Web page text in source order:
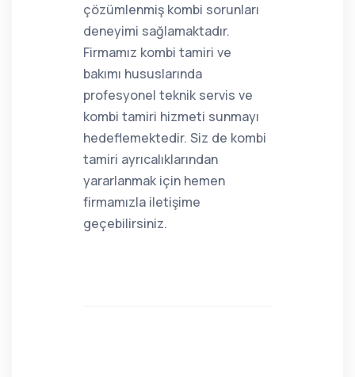
çözümlenmiş kombi sorunları
deneyimi sağlamaktadır.
Firmamız kombi tamiri ve
bakımı hususlarında
profesyonel teknik servis ve
kombi tamiri hizmeti sunmayı
hedeflemektedir. Siz de kombi
tamiri ayrıcalıklarından
yararlanmak için hemen
firmamızla iletişime
geçebilirsiniz.